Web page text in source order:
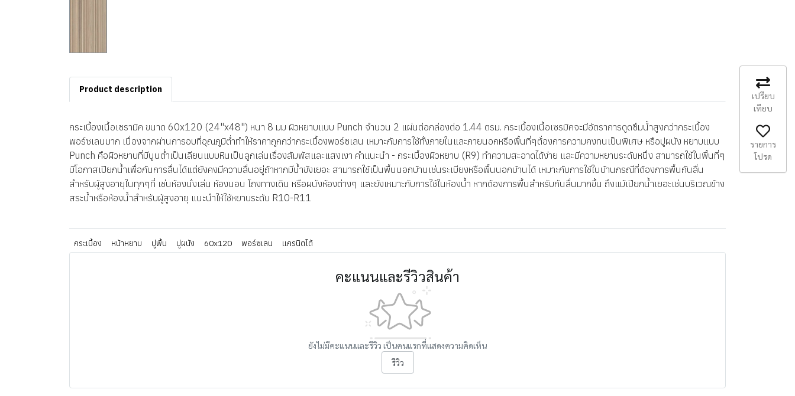
Product description
กระเบื้องเนื้อเซรามิค ขนาด 60x120 (24"x48") หนา 8 มม ผิวหยาบแบบ Punch จำนวน 2 แผ่นต่อกล่องต่อ 1.44 ตรม. กระเบื้องเนื้อเซรมิคจะมีอัตราการดูดซึมน้ำสูงกว่ากระเบื้อง
พอร์ซเลนมาก เนื่องจากผ่านการอบที่อุณภูมิต่ำทำให้ราคาถูกกว่ากระเบื้องพอร์ซเลน เหมาะกับการใช้ทั้งภายในและภายนอกหรือพื้นที่ๆต้่องการความคงทนเป็นพิเศษ หรือปูผนัง หยาบแบบ
Punch คือผิวหยาบที่มีนูนต่ำเป็นเลียนแบบหินเป็นลูกเล่นเรื่องสัมพัสและแสงเงา คำแนะนำ - กระเบื้องผิวหยาบ (R9) ทำความสะอาดได้ง่าย และมีความหยาบระดับหนึ่ง สามารถใช้ในพื้นที่ๆ
มีโอกาสเปียกน้ำเพื่อกันการลื่นได้แต่ยังคงมีความลื่นอยู่ถ้าหากมีน้ำขังเยอะ สามารถใช้เป็นพื้นนอกบ้านเช่นระเบียงหรือพื้นนอกบ้านได้ เหมาะกับการใช้ในบ้านกรณีที่ต้องการพื้นกันลื่น
สำหรับผู้สูงอายุในทุกๆที่ เช่นห้องนั่งเล่น ห้องนอน โถงทางเดิน หรือผนังห้องต่างๆ และยังเหมาะกับการใช้ในห้องน้ำ หากต้องการพื้นสำหรับกันลื่นมากขึ้น ถึงแม้เปียกน้ำเยอะเช่นบริเวณข้าง
สระน้ำหรือห้องน้ำสำหรับผู้สูงอายุ แนะนำให้ใช้หยาบระดับ R10-R11
กระเบื้อง หน้าหยาบ ปูพื้น ปูผนัง 60x120 พอร์ซเลน แกรนิตโต้
คะแนนและรีวิวสินค้า
ยังไม่มีคะแนนและรีวิว เป็นคนแรกที่แสดงความคิดเห็น
รีวิว
เปรียบ
เทียบ
รายการ
โปรด